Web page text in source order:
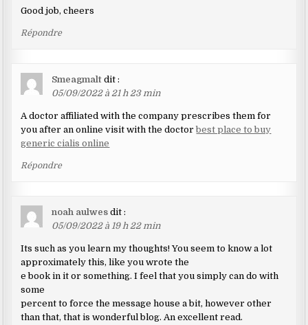
Good job, cheers
Répondre
Smeagmalt dit :
05/09/2022 à 21 h 23 min
A doctor affiliated with the company prescribes them for
you after an online visit with the doctorbest place to buy
generic cialis online
Répondre
noah aulwes dit :
05/09/2022 à 19 h 22 min
Its such as you learn my thoughts! You seem to know a lot
approximately this, like you wrote the
e book in it or something. I feel that you simply can do with
some
percent to force the message house a bit, however other
than that, that is wonderful blog. An excellent read.